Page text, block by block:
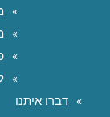
דברו איתנו